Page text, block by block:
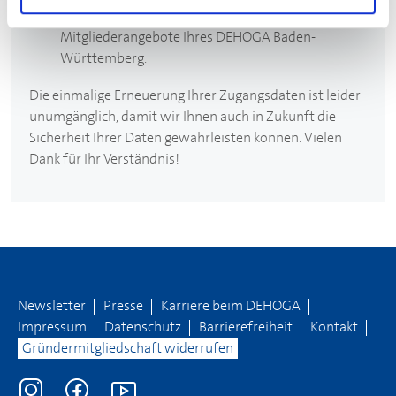
Zugangsdaten an und nutzen Sie wie bisher die
Mitgliederangebote Ihres DEHOGABaden-
Württemberg.
Die einmalige Erneuerung Ihrer Zugangsdaten ist leider
unumgänglich, damit wir Ihnen auch in Zukunft die
Sicherheit Ihrer Daten gewährleisten können. Vielen
Dank für Ihr Verständnis!
Newsletter Presse Karriere beim DEHOGA
Impressum
Datenschutz Barrierefreiheit
Kontakt
Gründermitgliedschaft widerrufen